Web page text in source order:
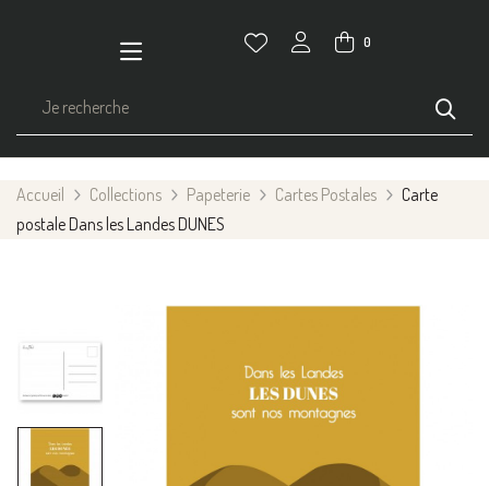
0
Accueil Collections Papeterie Cartes Postales
Carte
postale Dans les Landes DUNES